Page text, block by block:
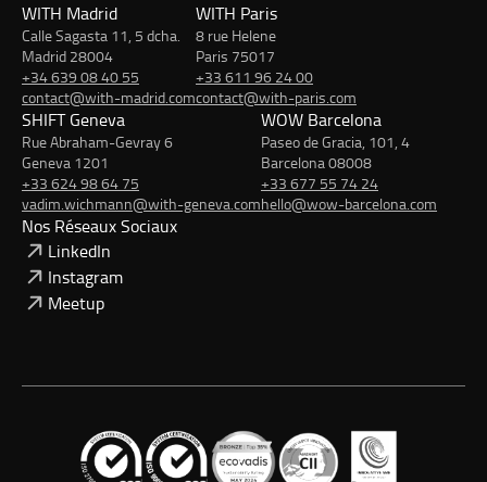
WITH Madrid
Calle Sagasta 11, 5 dcha.
Madrid 28004
+34 639 08 40 55
contact@with-madrid.com
WITH Paris
8 rue Helene
Paris 75017
+33 611 96 24 00
contact@with-paris.com
SHIFT Geneva
Rue Abraham-Gevray 6
Geneva 1201
+33 624 98 64 75
vadim.wichmann@with-geneva.com
WOW Barcelona
Paseo de Gracia, 101, 4
Barcelona 08008
+33 677 55 74 24
hello@wow-barcelona.com
Nos Réseaux Sociaux
LinkedIn
Instagram
Meetup